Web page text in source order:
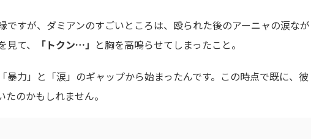
ですが、ダミアンのすごいところは、殴られた後のアーニャの涙なが
て、
「トクン…」 と胸を高鳴らせてしまったこと。
暴力」と「涙」のギャップから始まったんです。この時点で既に、彼
のかもしれません。